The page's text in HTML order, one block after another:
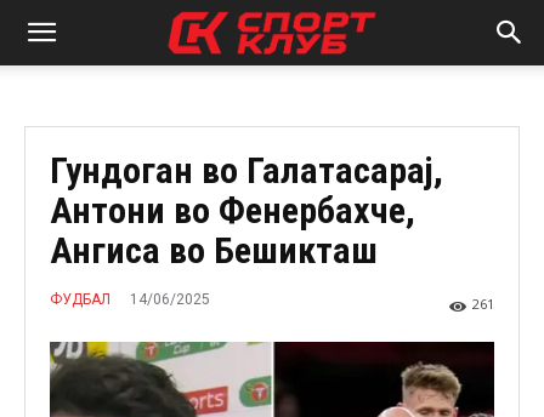
Гундоган во Галатасарај,
Антони во Фенербахче,
Ангиса во Бешикташ
ФУДБАЛ 14/06/2025 261